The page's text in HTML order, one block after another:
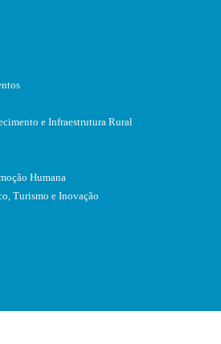
e Infraestrutura Rural
Humana
Turismo e Inovação